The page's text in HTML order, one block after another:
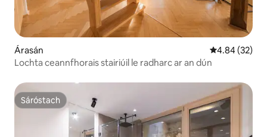
Árasán Meánrátáil
4.84 (32)
Lochta ceannfhorais stairiúil le radharc ar an dún
Sáróstach
Sáróstach